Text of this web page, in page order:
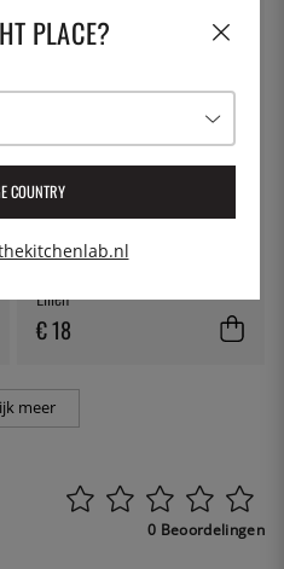
LILIEN
Lilien
€ 18
meer
0 Beoordelingen
PLACE?
COUNTRY